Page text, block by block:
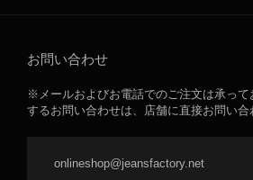
お問い合わせ
※メールおよびお電話でのご注文は承って
するお問い合わせは、店舗に直接お問い合
onlineshop@jeansfactory.net